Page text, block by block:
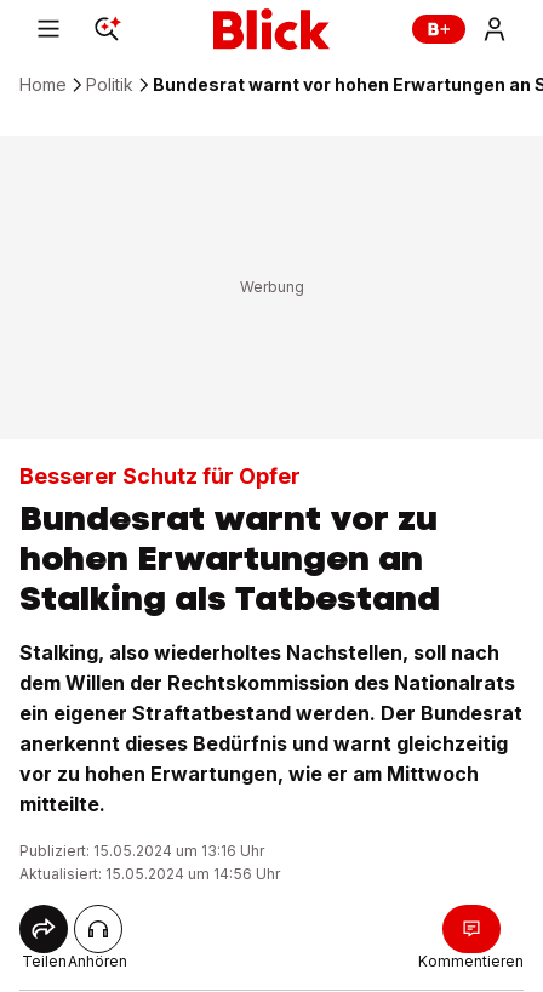
Home Politik Bundesrat warnt vor hohen Erwartungen an
Besserer Schutz für Opfer
Bundesrat warnt vor zu
hohen Erwartungen an
Stalking als Tatbestand
Stalking, also wiederholtes Nachstellen, soll nach
dem Willen der Rechtskommission des Nationalrats
ein eigener Straftatbestand werden. Der Bundesrat
anerkennt dieses Bedürfnis und warnt gleichzeitig
vor zu hohen Erwartungen, wie er am Mittwoch
mitteilte.
Publiziert: 15.05.2024 um 13:16 Uhr
Aktualisiert: 15.05.2024 um 14:56 Uhr
TeilenAnhören Kommentieren